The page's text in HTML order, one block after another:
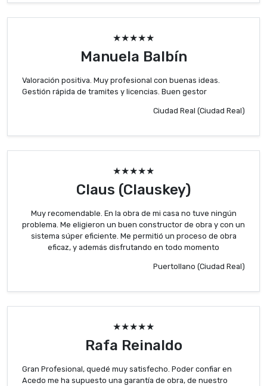
★★★★★
Manuela Balbín
Valoración positiva. Muy profesional con buenas ideas.
Gestión rápida de tramites y licencias. Buen gestor
Ciudad Real (Ciudad Real)
★★★★★
Claus (Clauskey)
Muy recomendable. En la obra de mi casa no tuve ningún
problema. Me eligieron un buen constructor de obra y con un
sistema súper eficiente. Me permitió un proceso de obra
eficaz, y además disfrutando en todo momento
Puertollano (Ciudad Real)
★★★★★
Rafa Reinaldo
Gran Profesional, quedé muy satisfecho. Poder confiar en
Acedo me ha supuesto una garantía de obra, de nuestro